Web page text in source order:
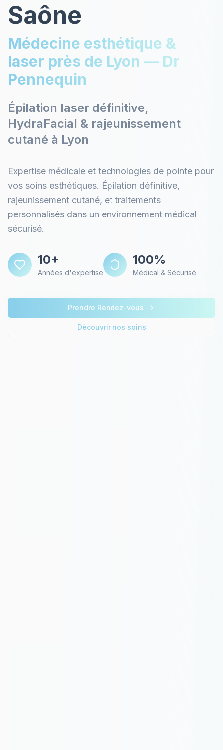
Saône
Médecine esthétique &
laser près de Lyon — Dr
Pennequin
Épilation laser définitive,
HydraFacial & rajeunissement
cutané à Lyon
Expertise médicale et technologies de pointe pour
vos soins esthétiques. Épilation définitive,
rajeunissement cutané, et traitements
personnalisés dans un environnement médical
sécurisé.
10+
Années d'expertise
100%
Médical & Sécurisé
Prendre Rendez-vous
Découvrir nos soins